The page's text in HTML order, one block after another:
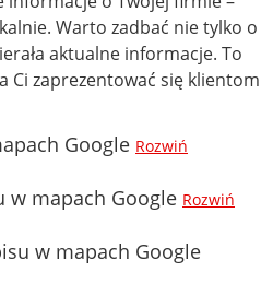
Warto zadbać nie tylko o
aktualne informacje. To
Ci zaprezentować się klientom
Google Rozwiń
w mapach Google Rozwiń
w mapach Google